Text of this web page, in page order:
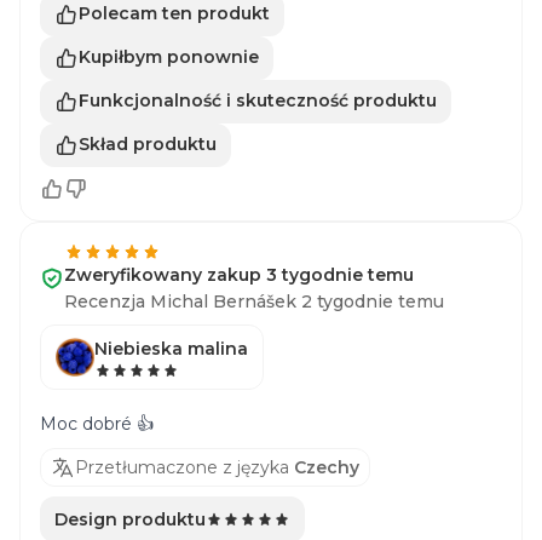
Polecam ten produkt
Kupiłbym ponownie
Funkcjonalność i skuteczność produktu
Skład produktu
Zweryfikowany zakup 3 tygodnie temu
Recenzja Michal Bernášek 2 tygodnie temu
Niebieska malina
Moc dobré 👍
Przetłumaczone z języka Czechy
Design produktu